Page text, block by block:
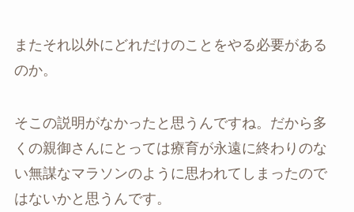
またそれ以外にどれだけのことをやる必要がある
のか。
そこの説明がなかったと思うんですね。だから多
くの親御さんにとっては療育が永遠に終わりのな
い無謀なマラソンのように思われてしまったので
はないかと思うんです。